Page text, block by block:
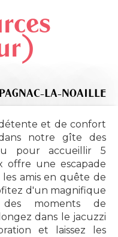
LA-NOAILLE
et de confort
notre gîte des
pour accueillir 5
offre une escapade
amis en quête de
d'un magnifique
moments de
dans le jacuzzi
et laissez les